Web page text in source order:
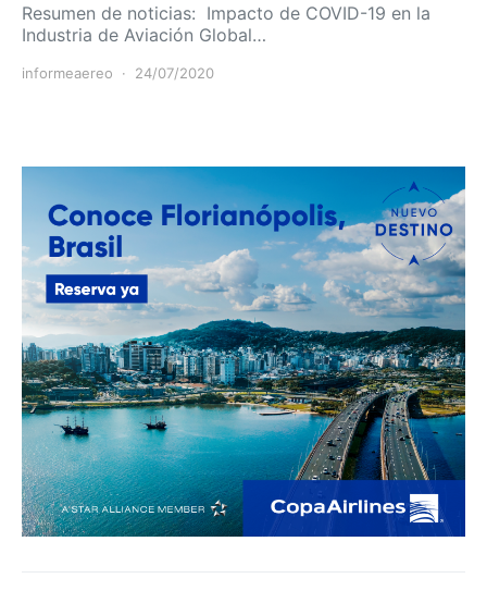
Resumen de noticias: Impacto de COVID-19 en la
Industria de Aviación Global…
informeaereo 24/07/2020